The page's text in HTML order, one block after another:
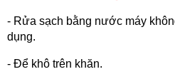
- Rửa sạch bằng nước máy
dụng.
- Để khô trên khăn.